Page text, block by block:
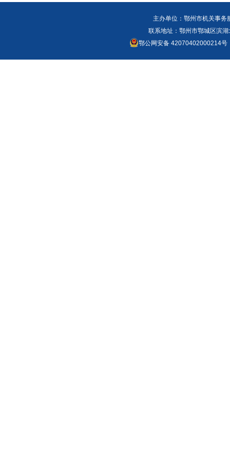
主办单位：鄂州市机关事
联系地址：鄂州市鄂城区滨
鄂公网安备 42070402000214号